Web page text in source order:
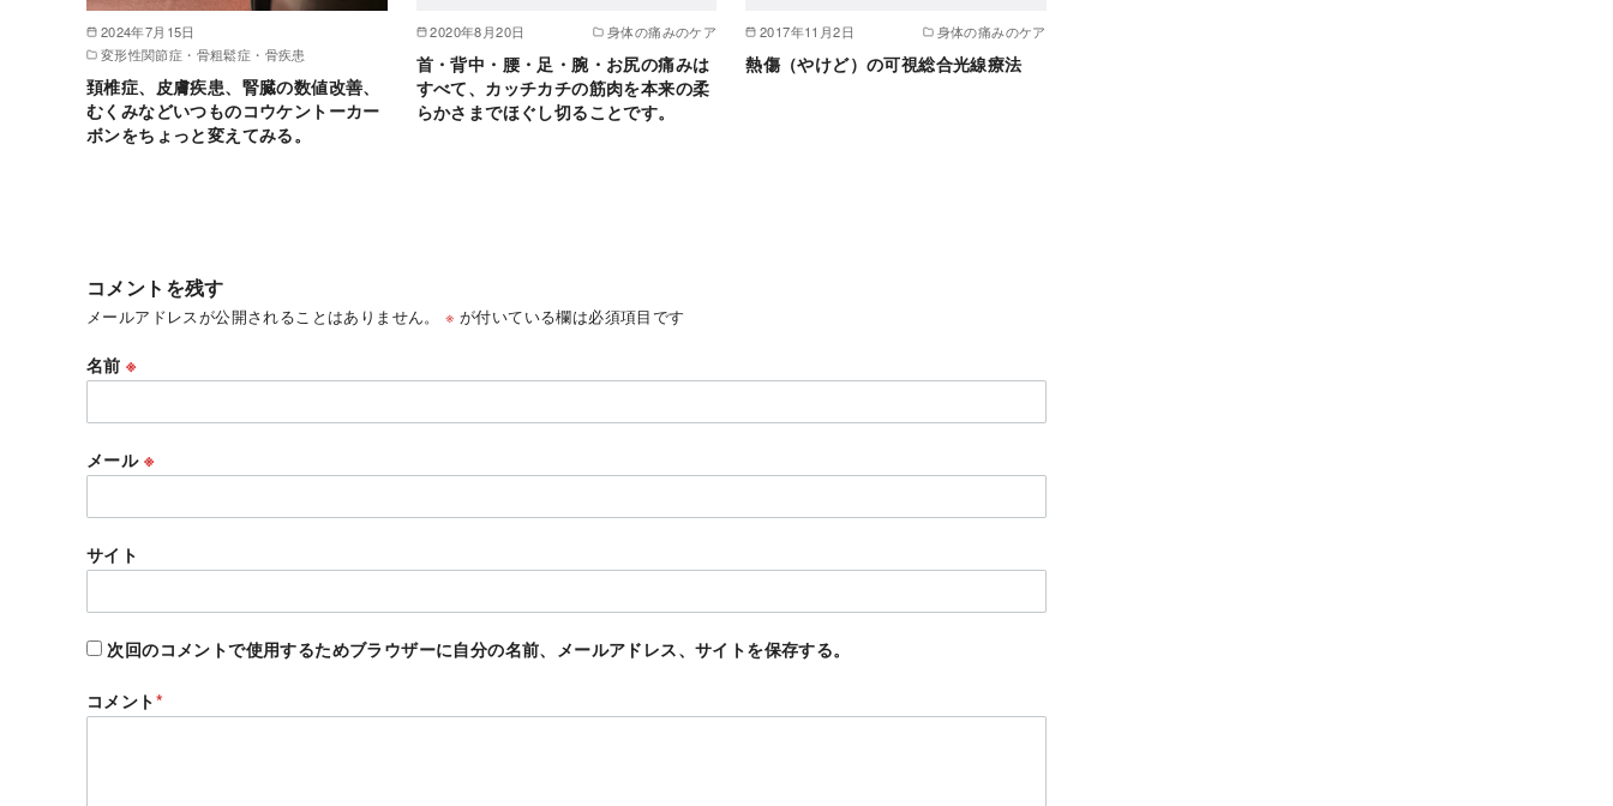
2024年7月15日
変形性関節症・骨粗鬆症・骨疾患
頚椎症、皮膚疾患、腎臓の数値改善、
むくみなどいつものコウケントーカー
ボンをちょっと変えてみる。
2020年8月20日 身体の痛みのケア
首・背中・腰・足・腕・お尻の痛みは
すべて、カッチカチの筋肉を本来の柔
らかさまでほぐし切ることです。
2017年11月2日 身体の痛みのケア
熱傷（やけど）の可視総合光線療法
コメントを残す
メールアドレスが公開されることはありません。 ※ が付いている欄は必須項目です
名前※
メール ※
サイト
次回のコメントで使用するためブラウザーに自分の名前、メールアドレス、サイトを保存する。
コメント*